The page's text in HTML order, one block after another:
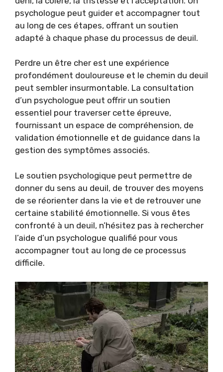
psychologue peut guider et accompagner tout
au long de ces étapes, offrant un soutien
adapté à chaque phase du processus de deuil.
Perdre un être cher est une expérience
profondément douloureuse et le chemin du deuil
peut sembler insurmontable. La consultation
d’un psychologue peut offrir un soutien
essentiel pour traverser cette épreuve,
fournissant un espace de compréhension, de
validation émotionnelle et de guidance dans la
gestion des symptômes associés.
Le soutien psychologique peut permettre de
donner du sens au deuil, de trouver des moyens
de se réorienter dans la vie et de retrouver une
certaine stabilité émotionnelle. Si vous êtes
confronté à un deuil, n’hésitez pas à rechercher
l’aide d’un psychologue qualifié pour vous
accompagner tout au long de ce processus
difficile.